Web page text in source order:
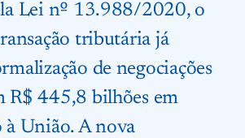
Lei nº 13.988/2020, o
tributária já
de negociações
R$ 445,8 bilhões em
União. A nova